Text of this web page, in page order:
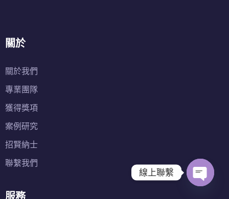
關於
關於我們
專業團隊
獲得獎項
案例研究
招賢納士
聯繫我們
服務
線上聯繫